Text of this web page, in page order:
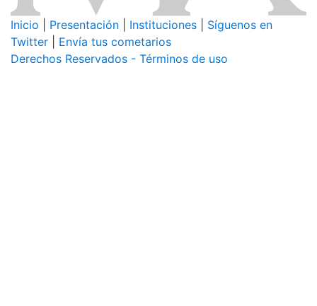
Inicio Presentación Instituciones
Síguenos en
Twitter
Envía tus cometarios
Derechos Reservados - Términos de uso